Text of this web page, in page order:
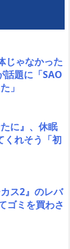
じゃなかった
話題に「SAO
」
に』、休眠
くれそう「初
ス2』のレバ
ゴミを買わさ